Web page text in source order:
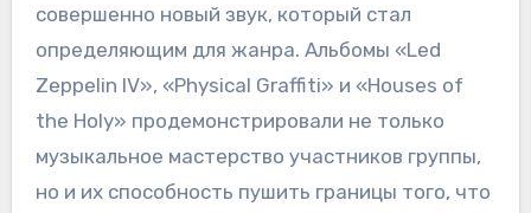
совершенно новый звук, который стал
определяющим для жанра. Альбомы «Led
Zeppelin IV», «Physical Graffiti» и «Houses of
the Holy» продемонстрировали не только
музыкальное мастерство участников группы,
но и их способность пушить границы того, что